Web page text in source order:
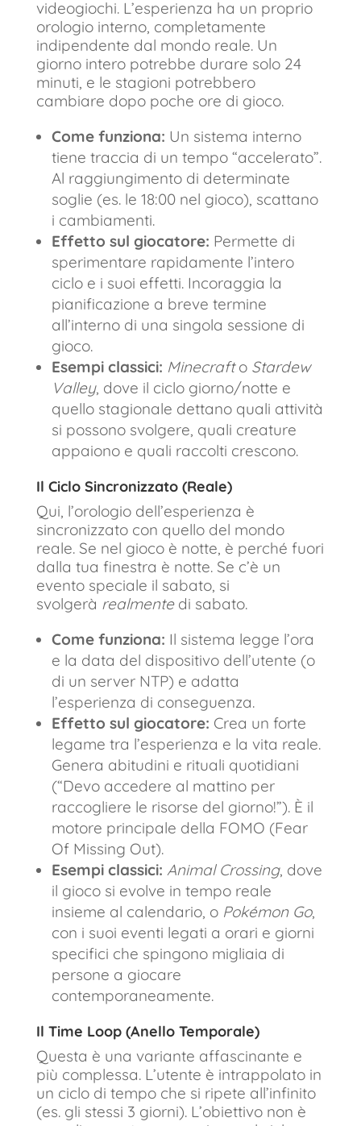
videogiochi. L’esperienza ha un proprio
orologio interno, completamente
indipendente dal mondo reale. Un
giorno intero potrebbe durare solo 24
minuti, e le stagioni potrebbero
cambiare dopo poche ore di gioco.
Come funziona: Un sistema interno
tiene traccia di un tempo “accelerato”.
Al raggiungimento di determinate
soglie (es. le 18:00 nel gioco), scattano
i cambiamenti.
Effetto sul giocatore: Permette di
sperimentare rapidamente l’intero
ciclo e i suoi effetti. Incoraggia la
pianificazione a breve termine
all’interno di una singola sessione di
gioco.
Esempi classici: Minecrafto Stardew
Valley, dove il ciclo giorno/notte e
quello stagionale dettano quali attività
si possono svolgere, quali creature
appaiono e quali raccolti crescono.
Il Ciclo Sincronizzato (Reale)
Qui, l’orologio dell’esperienza è
sincronizzato con quello del mondo
reale. Se nel gioco è notte, è perché fuori
dalla tua finestra è notte. Se c’è un
evento speciale il sabato, si
svolgerà realmentedi sabato.
Come funziona: Il sistema legge l’ora
e la data del dispositivo dell’utente (o
di un server NTP) e adatta
l’esperienza di conseguenza.
Effetto sul giocatore: Crea un forte
legame tra l’esperienza e la vita reale.
Genera abitudini e rituali quotidiani
(“Devo accedere al mattino per
raccogliere le risorse del giorno!”). È il
motore principale della FOMO (Fear
Of Missing Out).
Esempi classici: Animal Crossing, dove
il gioco si evolve in tempo reale
insieme al calendario, o Pokémon Go,
con i suoi eventi legati a orari e giorni
specifici che spingono migliaia di
persone a giocare
contemporaneamente.
Il Time Loop (Anello Temporale)
Questa è una variante affascinante e
più complessa. L’utente è intrappolato in
un ciclo di tempo che si ripete all’infinito
(es. gli stessi 3 giorni). L’obiettivo non è